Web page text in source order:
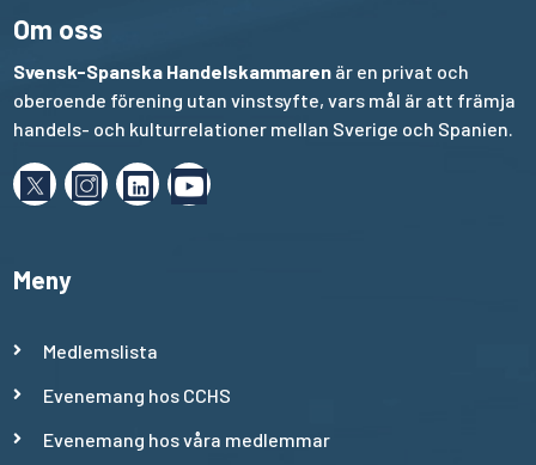
Om oss
Svensk-Spanska Handelskammaren är en privat och
oberoende förening utan vinstsyfte, vars mål är att främja
handels- och kulturrelationer mellan Sverige och Spanien.
Meny
Medlemslista
Evenemang hos CCHS
Evenemang hos våra medlemmar